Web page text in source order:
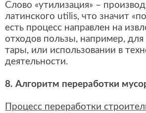
Слово «утилизация» –
латинского utilis, что значит
есть процесс направлен на
отходов пользы, например, для
тары, или использовании в
деятельности.
8. Алгоритм переработки
Процесс переработки